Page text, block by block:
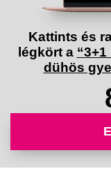
Kattints és
légkört a
dühös